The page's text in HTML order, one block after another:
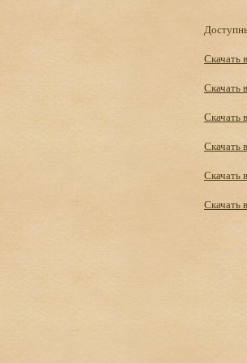
Скачать
Скачать
Скачать
Скачать
Скачать
Скачать